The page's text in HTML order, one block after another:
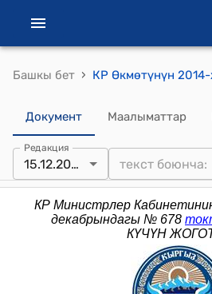
Башкы бет ›
Документ Маалыматтар
Редакция
15.12.2022